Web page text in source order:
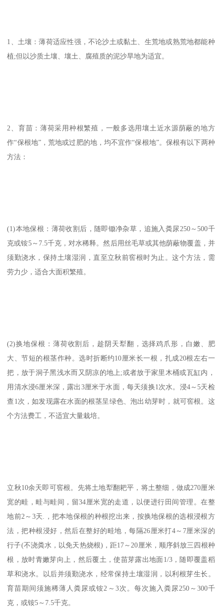
1、土壤：薄荷适应性强，不论沙土或黏土、生荒地或熟荒地都能种
植;但以沙质土壤、壤土、腐殖质的泥沙旱地为适宜。
2、育苗：薄荷采用种根繁殖，一般多选用壤土近水源荫蔽的地方
作“保根地”，荒地或过肥的地，均不宜作“保根地”。保根有以下两种
方法：
(1)本地保根：薄荷收割后，随即锄净杂草，追施入粪尿250～500千
克或铵5～7.5千克，对水稀释。然后用丝毛草或其他荫蔽物覆盖，并
须勤浇水，保持土壤湿润，直至立秋前窖根时为止。这个方法，需
劳力少，适合大面积繁殖。
(2)换地保根：薄荷收割后，趁阴天犁翻，选择鸡爪形，白嫩、肥
大、节短的根茎作种。选时折断约10厘米长一根，扎成20根左右一
把，放于洞子黑浅水而又阴凉的地上;或者放于家里木桶或瓦缸内，
用清水浸6厘米深，露出3厘米于水面，每天须换1次水。浸4～5天检
查1次，如发现露在水面的根茎呈绿色、泡出幼芽时，就可窖根。这
个方法费工，不适宜大量栽培。
立秋10余天即可窖根。先将土地犁翻耙平，将土整细，做成270厘米
宽的畦，畦与畦间，留34厘米宽的走道，以便进行田间管理。在整
地前2～3天.，把本地保根的种根挖出来，按换地保根的选根浸根方
法，把种根浸好，然后在整好的畦地，每隔26厘米打4～7厘米深的
行子(不浇粪水，以免天热烧根)，距17～20厘米，顺序斜放三四根种
根，放时青嫩芽向上，然后覆土，使苗芽露出地面1/3，随即覆盖稻
草和浇水。以后并须勤浇水，经常保持土壤湿润，以利根芽生长。
育苗期间须施稀薄人粪尿或铵2～3次。每次施入粪尿250～300千
克，或铵5～7.5千克。